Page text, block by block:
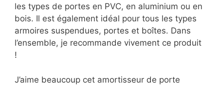
les types de portes en PVC, en aluminium ou en
bois. Il est également idéal pour tous les types
armoires suspendues, portes et boîtes. Dans
l’ensemble, je recommande vivement ce produit
!
J’aime beaucoup cet amortisseur de porte